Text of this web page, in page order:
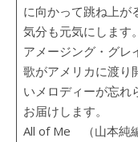
に向かって跳ね上が
気分も元気にします。
アメージング・グ
歌がアメリカに渡り
いメロディーが忘れ
お届けします。
All of Me （山本純